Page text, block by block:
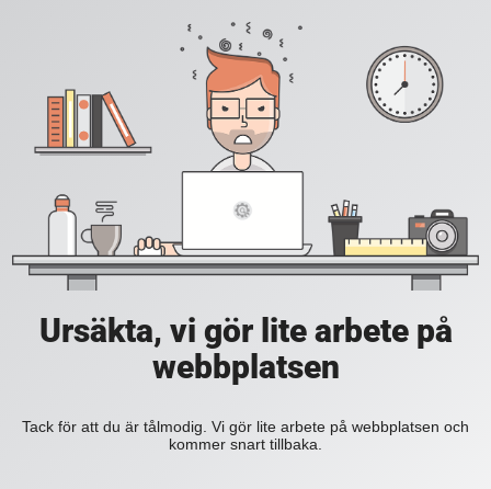
Ursäkta, vi gör lite arbete på
webbplatsen
Tack för att du är tålmodig. Vi gör lite arbete på webbplatsen och
kommer snart tillbaka.